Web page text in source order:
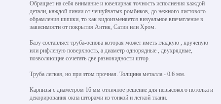
Обращает на себя внимание и ювелирная точность исполнения каждой
детали, каждой линии от чешуйчатых ромбиков, до нежного листового
обрамления шишки, то как видоизменяется визуальное впечатление в
зависимости от покрытия Антик, Сатин или Хром.
Базу составляет труба-основа которая может иметь гладкую , крученую
или рифленую поверхность, а диаметр однорядные , двухрядные,
позволяющие сочетать две разновидности штор.
Труба легкая, но при этом прочная. Толщина металла - 0.6 мм.
Карнизы с диаметром 16 мм отличное решение для невысокого потолка и
декорирования окна шторами из тонкой и легкой ткани.